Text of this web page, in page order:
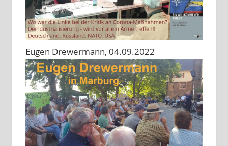
Eugen Drewermann, 04.09.2022